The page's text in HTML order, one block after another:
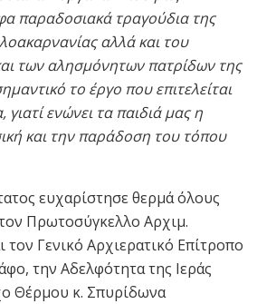
παραδοσιακά τραγούδια της
αλλά και του
των αλησμόνητων πατρίδων της
το έργο που επιτελείται
ενώνει τα παιδιά μας η
και την παράδοση του τόπου
ευχαρίστησε θερμά όλους
Πρωτοσύγκελλο Αρχιμ.
Γενικό Αρχιερατικό Επίτροπο
την Αδελφότητα της Ιεράς
Θέρμου κ. Σπυρίδωνα